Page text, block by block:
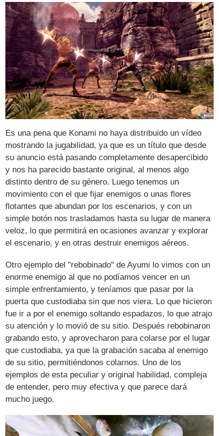
Es una pena que Konami no haya distribuido un vídeo
mostrando la jugabilidad, ya que es un título que desde
su anuncio está pasando completamente desapercibido
y nos ha parecido bastante original, al menos algo
distinto dentro de su género. Luego tenemos un
movimiento con el que fijar enemigos o unas flores
flotantes que abundan por los escenarios, y con un
simple botón nos trasladamos hasta su lugar de manera
veloz, lo que permitirá en ocasiones avanzar y explorar
el escenario, y en otras destruir enemigos aéreos.
Otro ejemplo del "rebobinado" de Ayumi lo vimos con un
enorme enemigo al que no podíamos vencer en un
simple enfrentamiento, y teníamos que pasar por la
puerta que custodiaba sin que nos viera. Lo que hicieron
fue ir a por el enemigo soltando espadazos, lo que atrajo
su atención y lo movió de su sitio. Después rebobinaron
grabando esto, y aprovecharon para colarse por el lugar
que custodiaba, ya que la grabación sacaba al enemigo
de su sitio, permitiéndonos colarnos. Uno de los
ejemplos de esta peculiar y original habilidad, compleja
de entender, pero muy efectiva y que parece dará
mucho juego.